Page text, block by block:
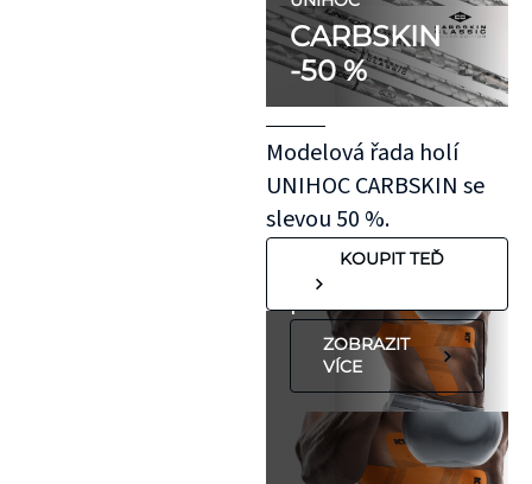
CARBSKIN
-50 %
Modelová řada holí
UNIHOC CARBSKIN se
slevou 50 %.
KOUPIT TEĎ
otestovat malý
kousek KT pásky
aplikovaný bez
roztažení nejprve
na oblast se
"silnější"
pokožkou, jako je
koleno, nebo
předloktí.
ZOBRAZIT
VÍCE